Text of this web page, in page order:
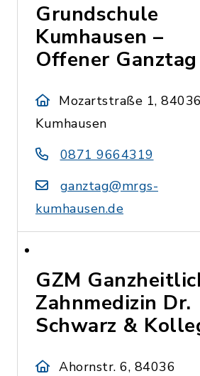
Grundschule
Kumhausen –
Offener Ganztag
Mozartstraße 1, 84036
Kumhausen
0871 9664319
ganztag@mrgs-
kumhausen.de
GZM
Zahnmedizin Dr.
Schwarz &
Ahornstr. 6, 84036